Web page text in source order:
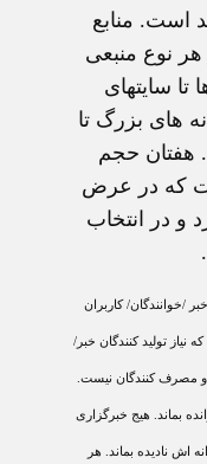
است. منابع
هر نوع منبعی
تا سايتهای
های بزرگ تا
هفتان حجم
که در عرض
و در انتخاب
/خوانندگان/ کاربران
توليد کنندگان خبر/
و مصرف کنندگان نيست.
بماند. هيج خبرگزاری
اش ناديده بماند. هر